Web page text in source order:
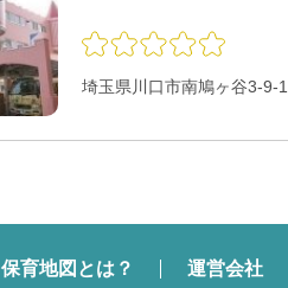
埼玉県川口市南鳩ヶ谷3-9-1
保育地図とは？ 運営会社